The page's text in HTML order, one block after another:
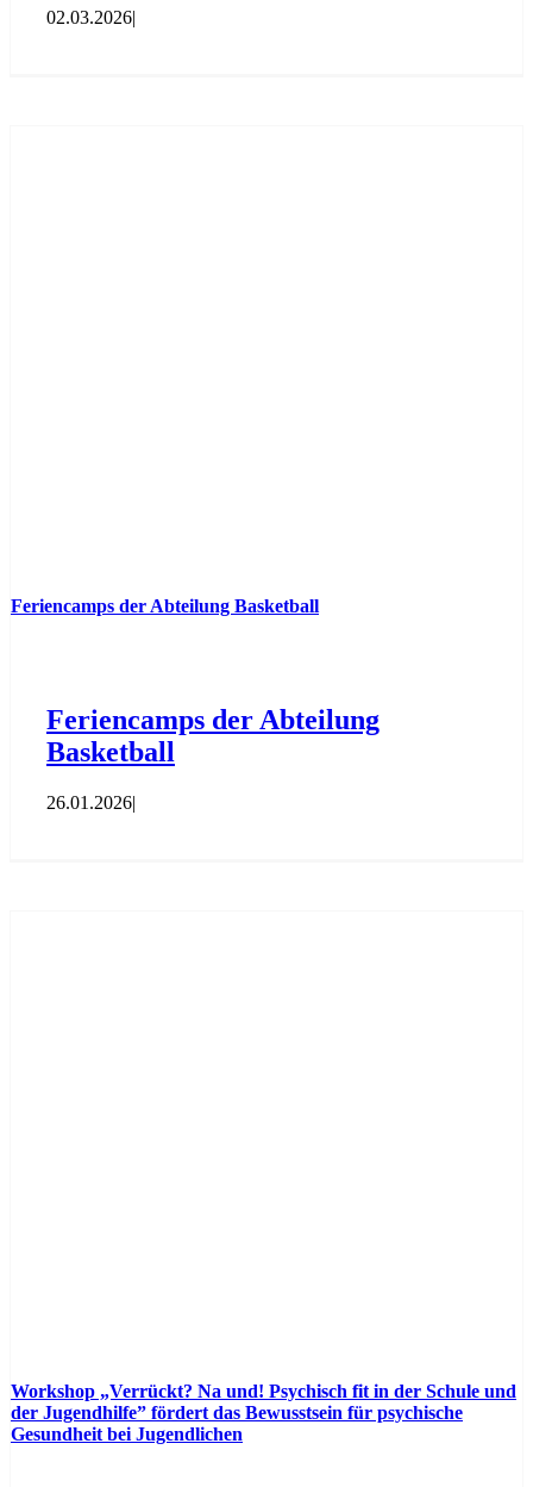
02.03.2026|
Feriencamps der Abteilung Basketball
Feriencamps der Abteilung
Basketball
26.01.2026|
Workshop „Verrückt? Na und! Psychisch fit in der Schule und
der Jugendhilfe” fördert das Bewusstsein für psychische
Gesundheit bei Jugendlichen